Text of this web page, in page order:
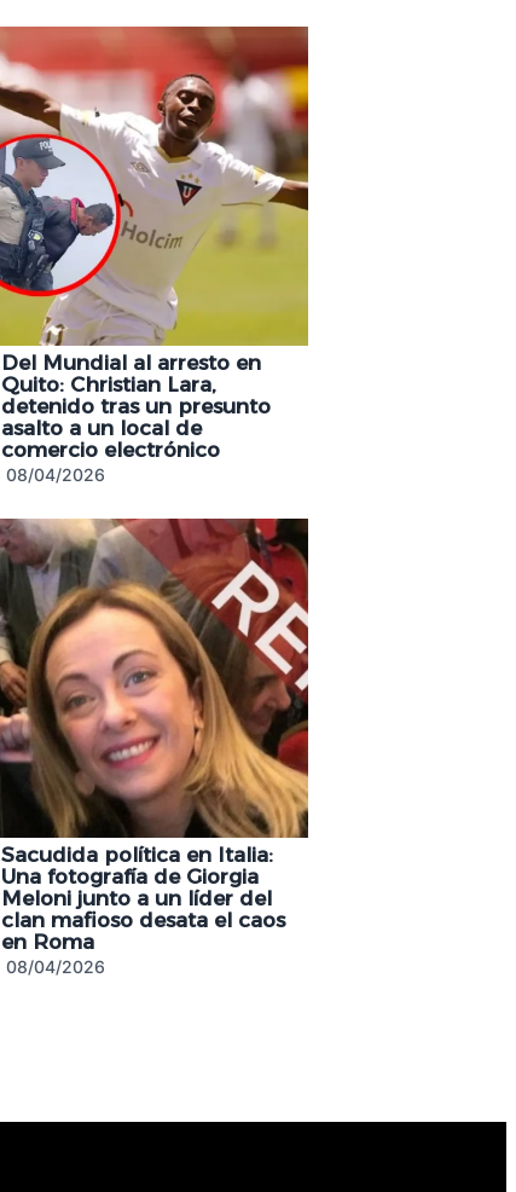
Del Mundial al arresto en
Quito: Christian Lara,
detenido tras un presunto
asalto a un local de
comercio electrónico
08/04/2026
Sacudida política en Italia:
Una fotografía de Giorgia
Meloni junto a un líder del
clan mafioso desata el caos
en Roma
08/04/2026